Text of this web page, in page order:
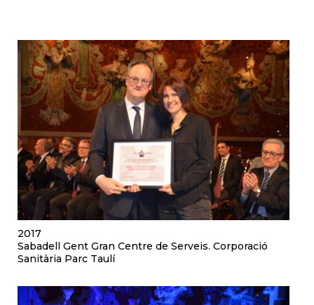
2017
Sabadell Gent Gran Centre de Serveis. Corporació
Sanitària Parc Taulí